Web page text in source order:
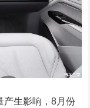
产生影响，8月份